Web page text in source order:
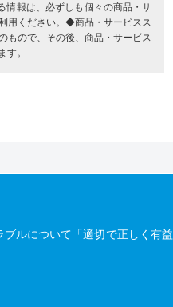
情報は、必ずしも個々の商品・サ
用ください。◆商品・サービスス
もので、その後、商品・サービス
。
ルについて「適切で正しく有